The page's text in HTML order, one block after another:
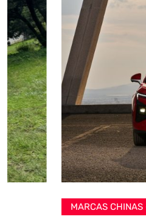
MARCAS CHINAS